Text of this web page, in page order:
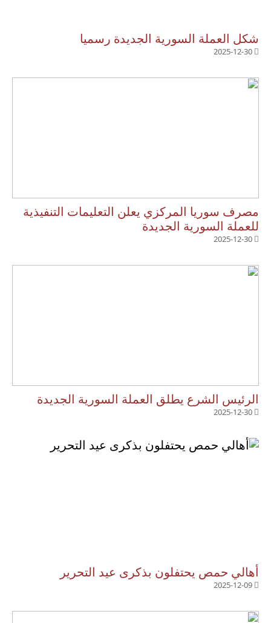
شكل العملة السورية الجديدة رسميا
2025-12-30
مصرف سوريا المركزي يعلن التعليمات التنفيذية
للعملة السورية الجديدة
2025-12-30
الرئيس الشرع يطلق العملة السورية الجديدة
2025-12-30
أهالي حمص يحتفلون بذكرى عيد التحرير
2025-12-09